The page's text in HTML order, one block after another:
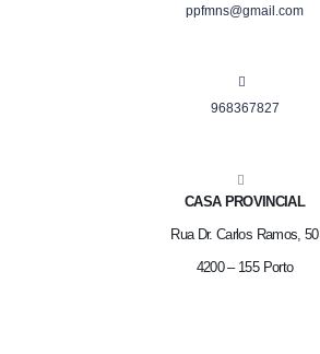
ppfmns@gmail.com
968367827
CASA PROVINCIAL
Rua Dr. Carlos Ramos, 50
4200 – 155 Porto